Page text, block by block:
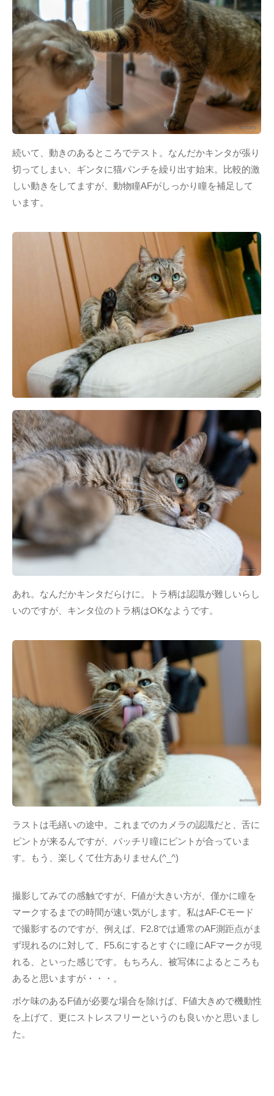
続いて、動きのあるところでテスト。なんだかキンタが張り
切ってしまい、ギンタに猫パンチを繰り出す始末。比較的激
しい動きをしてますが、動物瞳AFがしっかり瞳を補足して
います。
あれ。なんだかキンタだらけに。トラ柄は認識が難しいらし
いのですが、キンタ位のトラ柄はOKなようです。
ラストは毛繕いの途中。これまでのカメラの認識だと、舌に
ピントが来るんですが、バッチリ瞳にピントが合っていま
す。もう、楽しくて仕方ありません(^_^)
撮影してみての感触ですが、F値が大きい方が、僅かに瞳を
マークするまでの時間が速い気がします。私はAF-Cモード
で撮影するのですが、例えば、F2.8では通常のAF測距点がま
ず現れるのに対して、F5.6にするとすぐに瞳にAFマークが現
れる、といった感じです。もちろん、被写体によるところも
あると思いますが・・・。
ボケ味のあるF値が必要な場合を除けば、F値大きめで機動性
を上げて、更にストレスフリーというのも良いかと思いまし
た。